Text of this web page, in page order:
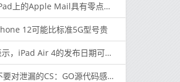
Apple Mail具有零点击漏洞 几周后即可修复
12可能比标准5G型号贵
Air 4的发布日期可能在2021年3月的某个时候
对泄漏的CS：GO源代码感到震惊